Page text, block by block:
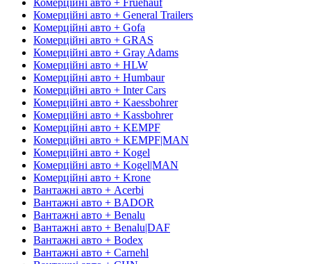
Комерційні авто + General Trailers
Комерційні авто + Gofa
Комерційні авто + GRAS
Комерційні авто + Gray Adams
Комерційні авто + HLW
Комерційні авто + Humbaur
Комерційні авто + Inter Cars
Комерційні авто + Kaessbohrer
Комерційні авто + Kassbohrer
Комерційні авто + KEMPF
Комерційні авто + KEMPF|MAN
Комерційні авто + Kogel
Комерційні авто + Kogel|MAN
Комерційні авто + Krone
Вантажні авто + Acerbi
Вантажні авто + BADOR
Вантажні авто + Benalu
Вантажні авто + Benalu|DAF
Вантажні авто + Bodex
Вантажні авто + Carnehl